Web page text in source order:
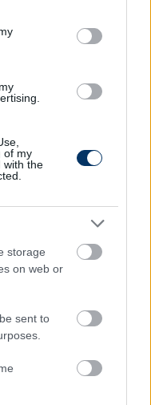
in below Google
of my
with the
storage
on web or
sent to
a kémnek
az elsők